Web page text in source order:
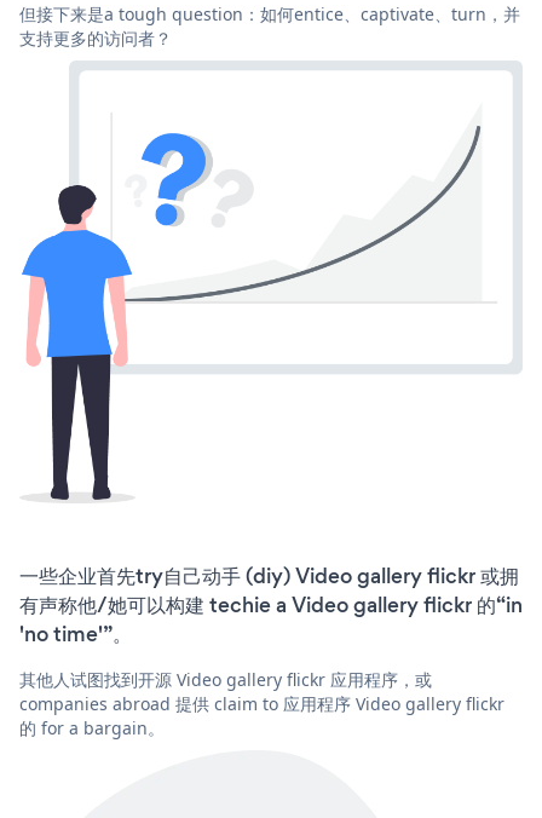
但接下来是a tough question：如何entice、captivate、turn，并
支持更多的访问者？
一些企业首先try自己动手 (diy) Video gallery flickr 或拥
有声称他/她可以构建 techie a Video gallery flickr 的“in
'no time'”。
其他人试图找到开源 Video gallery flickr 应用程序，或
companies abroad 提供 claim to 应用程序 Video gallery flickr
的 for a bargain。